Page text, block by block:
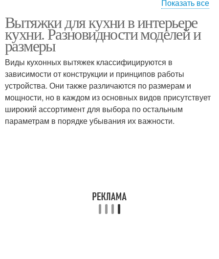
Островная вытяжка Купольная вытяжка
Угловая вытяжка Выдвижная вытяжка
Показать все
Вытяжки для кухни в интерьере
кухни. Разновидности моделей и
размеры
Виды кухонных вытяжек классифицируются в
зависимости от конструкции и принципов работы
устройства. Они также различаются по размерам и
мощности, но в каждом из основных видов присутствует
широкий ассортимент для выбора по остальным
параметрам в порядке убывания их важности.